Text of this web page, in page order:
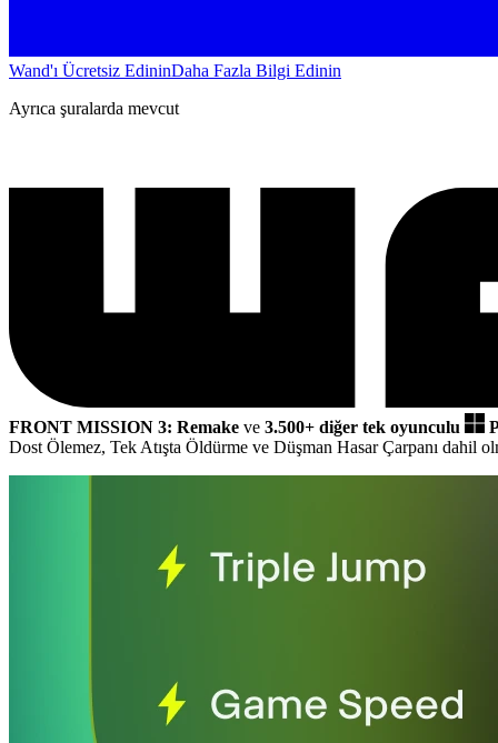
Wand'ı Ücretsiz EdininDaha Fazla Bilgi Edinin
Ayrıca şuralarda mevcut
FRONT MISSION 3: Remake ve 3.500+ diğer tek oyunculu
Dost Ölemez, Tek Atışta Öldürme ve Düşman Hasar Çarpanı dahil